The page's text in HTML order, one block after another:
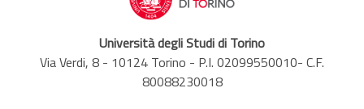
Università degli Studi di Torino
Via Verdi, 8 - 10124 Torino - P.I. 02099550010- C.F.
80088230018